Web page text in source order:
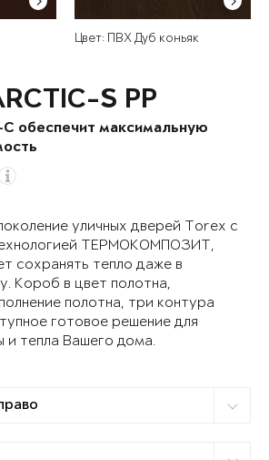
Цвет: ПВХ Дуб коньяк
S PP
обеспечит максимальную
уличных дверей Torex с
ТЕРМОКОМПОЗИТ,
сохранять тепло даже в
Короб в цвет полотна,
полотна, три контура
готовое решение для
и тепла Вашего дома.